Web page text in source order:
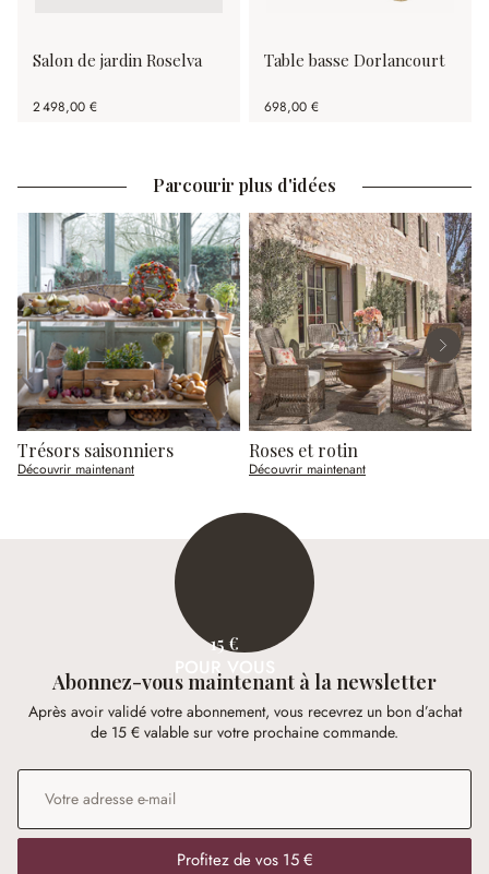
Salon de jardin Roselva
2 498,00 €
Table basse Dorlancourt
698,00 €
Parcourir plus d'idées
Trésors saisonniers
Découvrir maintenant
Roses et rotin
Découvrir maintenant
15 €
POUR VOUS
Abonnez-vous maintenant à la newsletter
Après avoir validé votre abonnement, vous recevrez un bon d’achat
de 15 € valable sur votre prochaine commande.
Adresse e-mail
Profitez de vos 15 €